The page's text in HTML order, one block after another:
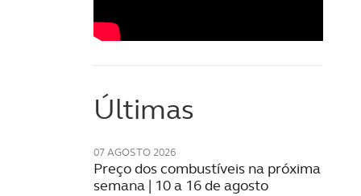
Últimas
07 AGOSTO 2026
Preço dos combustíveis na próxima
semana | 10 a 16 de agosto